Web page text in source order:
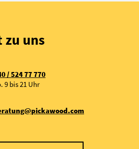
zu uns
/ 524 77 770
9 bis 21 Uhr